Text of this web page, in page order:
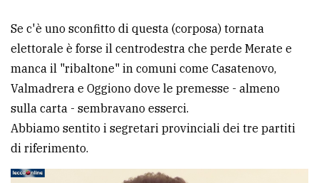
Cerca
per
comune
Ricerca
avanzata
Se c'è uno sconfitto di questa (corposa) tornata
elettorale è forse il centrodestra che perde Merate e
manca il "ribaltone" in comuni come Casatenovo,
Valmadrera e Oggiono dove le premesse - almeno
sulla carta - sembravano esserci.
Abbiamo sentito i segretari provinciali dei tre partiti
di riferimento.